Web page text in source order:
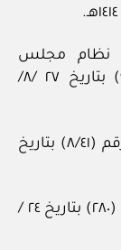
نظام مجلس
الشورى، الصادر بالأمر الملكي رقم (أ/٩١) بتاريخ ٢٧ /٨/
وبعد الاطلاع على قرار مجلس الشورى رقم (٨/٤١) بتاريخ
وبعد الاطلاع على قرار مجلس الوزراء رقم (٢٨٠) بتاريخ ٢٤ /